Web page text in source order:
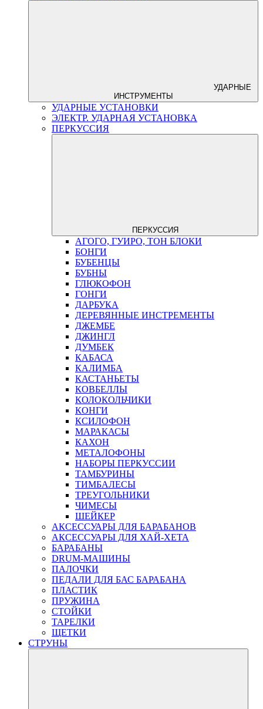
УДАРНЫЕ
ИНСТРУМЕНТЫ
УДАРНЫЕ УСТАНОВКИ
ЭЛЕКТР. УДАРНАЯ УСТАНОВКА
ПЕРКУССИЯ
ПЕРКУССИЯ
АГОГО, ГУИРО, ТОН БЛОКИ
БОНГИ
БУБЕНЦЫ
БУБНЫ
ГЛЮКОФОН
ГОНГИ
ДАРБУКА
ДЕРЕВЯННЫЕ ИНСТРЕМЕНТЫ
ДЖЕМБЕ
ДЖИНГЛ
ДУМБЕК
КАБАСА
КАЛИМБА
КАСТАНЬЕТЫ
КОВБЕЛЛЫ
КОЛОКОЛЬЧИКИ
КОНГИ
КСИЛОФОН
МАРАКАСЫ
КАХОН
МЕТАЛОФОНЫ
НАБОРЫ ПЕРКУССИИ
ТАМБУРИНЫ
ТИМБАЛЕСЫ
ТРЕУГОЛЬНИКИ
ЧИМЕСЫ
ШЕЙКЕР
АКСЕССУАРЫ ДЛЯ БАРАБАНОВ
АКСЕССУАРЫ ДЛЯ ХАЙ-ХЕТА
БАРАБАНЫ
DRUM-МАШИНЫ
ПАЛОЧКИ
ПЕДАЛИ ДЛЯ БАС БАРАБАНА
ПЛАСТИК
ПРУЖИНА
СТОЙКИ
ТАРЕЛКИ
ЩЕТКИ
СТРУНЫ